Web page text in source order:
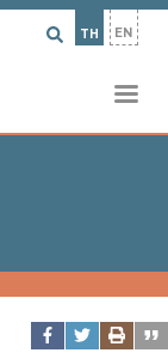
TH EN